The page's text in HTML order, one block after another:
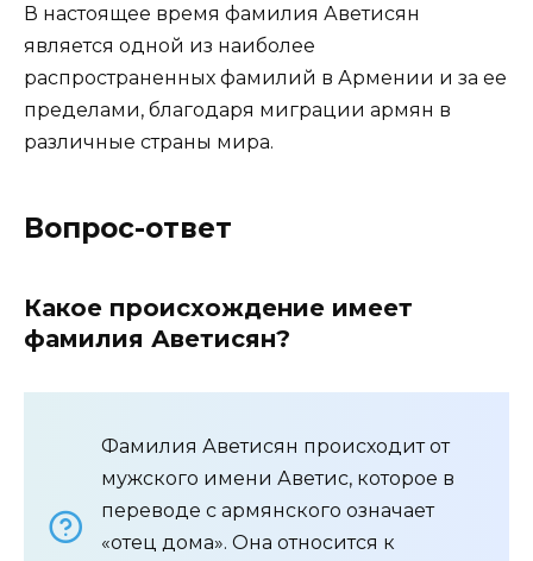
В настоящее время фамилия Аветисян
является одной из наиболее
распространенных фамилий в Армении и за ее
пределами, благодаря миграции армян в
различные страны мира.
Вопрос-ответ
Какое происхождение имеет
фамилия Аветисян?
Фамилия Аветисян происходит от
мужского имени Аветис, которое в
переводе с армянского означает
«отец дома». Она относится к